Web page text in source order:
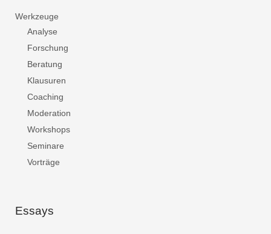
Werkzeuge
Analyse
Forschung
Beratung
Klausuren
Coaching
Moderation
Workshops
Seminare
Vorträge
Essays